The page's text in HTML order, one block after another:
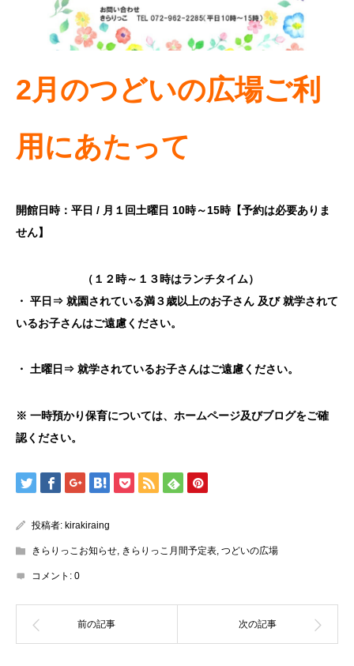
2月のつどいの広場ご利
用にあたって
開館日時：平日 / 月１回土曜日 10時～15時【予約は必要ありま
せん】
（１２時～１３時はランチタイム）
・ 平日⇒ 就園されている満３歳以上のお子さん 及び就学されて
いるお子さんはご遠慮ください。
・ 土曜日⇒ 就学されているお子さんはご遠慮ください。
※ 一時預かり保育については、 ホームページ及びブログをご確
認ください。
投稿者: kirakiraing
きらりっこお知らせ, きらりっこ月間予定表, つどいの広場
コメント: 0